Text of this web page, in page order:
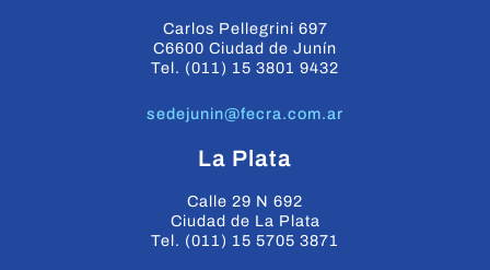
Carlos Pellegrini 697
C6600 Ciudad de Junín
Tel. (011) 15 3801 9432
sedejunin@fecra.com.ar
La Plata
Calle 29 N 692
Ciudad de La Plata
Tel. (011) 15 5705 3871